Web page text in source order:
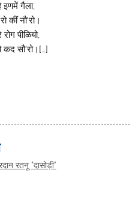
इणमें गैला,
कीं नौ’रो।
पीळियो,
कद सौ’रो।[…]
रतनू "दासोड़ी"